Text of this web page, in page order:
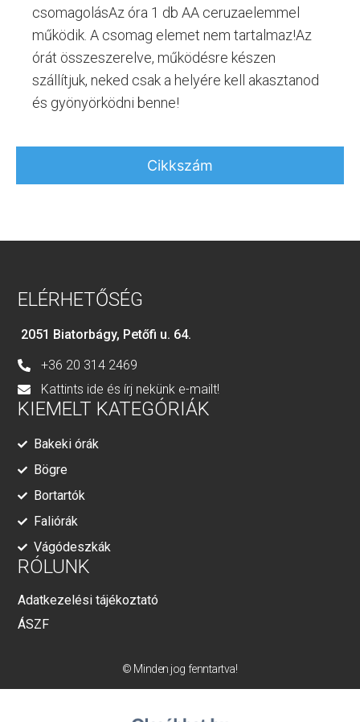
Cikkszám
csomagolásAz óra 1 db AA ceruzaelemmel
működik. A csomag elemet nem tartalmaz!Az
órát összeszerelve, működésre készen
szállítjuk, neked csak a helyére kell akasztanod
és gyönyörködni benne!
ELÉRHETŐSÉG
2051 Biatorbágy, Petőfi u. 64.
+36 20 314 2469
Kattints ide és írj nekünk e-mailt!
KIEMELT KATEGÓRIÁK
Bakeki órák
Bögre
Bortartók
Faliórák
Vágódeszkák
RÓLUNK
Adatkezelési tájékoztató
ÁSZF
© Minden jog fenntartva!